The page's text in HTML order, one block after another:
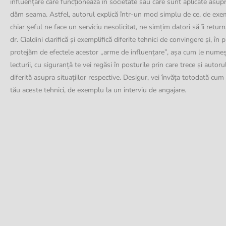
dăm seama. Astfel, autorul explică într-un mod simplu de ce, de
chiar șeful ne face un serviciu nesolicitat, ne simțim datori să îi
dr. Cialdini clarifică și exemplifică diferite tehnici de convingere și, în
protejăm de efectele acestor „arme de influențare”, așa cum le
lecturii, cu siguranță te vei regăsi în posturile prin care trece și
diferită asupra situațiilor respective. Desigur, vei învăța totodată
tău aceste tehnici, de exemplu la un interviu de angajare.